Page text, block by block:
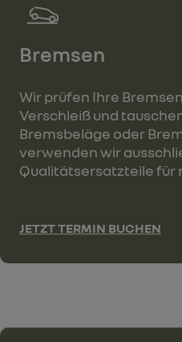
Bremsen
Wir prüfen Ihre
Verschleiß und
Bremsbeläge oder
verwenden wir
Qualitätsersatzteile für
JETZT TERMIN BUCHEN